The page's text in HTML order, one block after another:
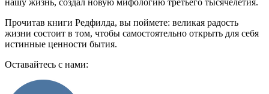
нашу жизнь, создал новую мифологию третьего тысячелетия.
Прочитав книги Редфилда, вы поймете: великая радость
жизни состоит в том, чтобы самостоятельно открыть для себя
истинные ценности бытия.
Оставайтесь с нами: